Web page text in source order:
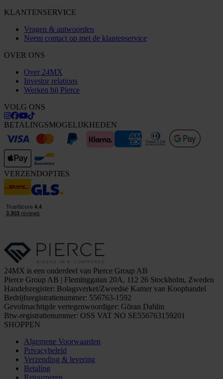
KLANTENSERVICE
Vragen & antwoorden
Neem contact op met de klantenservice
OVER ONS
Over 24MX
Investor relations
Werken bij Pierce
VOLG ONS
BETALINGSMOGELIJKHEDEN
VERZENDOPTIES
24MX is een onderdeel van Pierce Group AB
Pierce Group AB | Fleminggatan 20A, 112 26 Stockholm, Zweden
Handelsregister: Bolagsverket/Zweedse Kamer van Koophandel
Bedrijfsregistratienummer: 556763-1592
Gevolmachtigde vertegenwoordiger: Göran Dahlin
Btw-registratienummer: OSS VAT NO SE556763159201
SHOPPEN
Algemene Voorwaarden
Privacybeleid
Verzending & levering
Betaling
Retourneren